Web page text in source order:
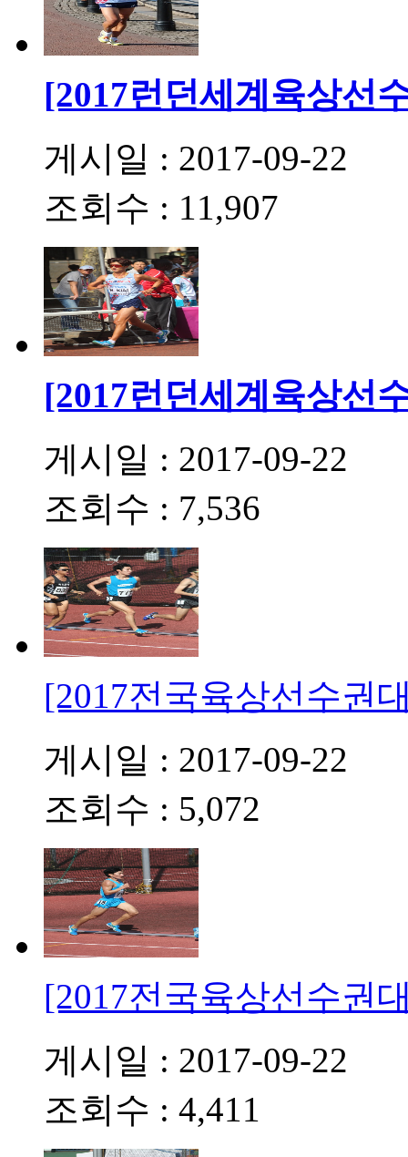
[2017런던세계육상선
게시일 : 2017-09-22
조회수 : 11,907
[2017런던세계육상선
게시일 : 2017-09-22
조회수 : 7,536
[2017전국육상선수권
게시일 : 2017-09-22
조회수 : 5,072
[2017전국육상선수권
게시일 : 2017-09-22
조회수 : 4,411